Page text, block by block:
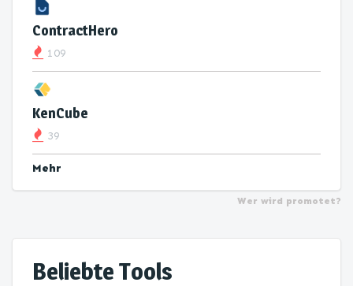
ContractHero
109
KenCube
39
Mehr
Wer wird promotet?
Beliebte Tools